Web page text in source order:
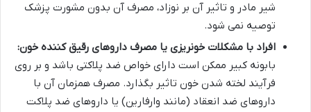
شیر مادر و تاثیر آن بر نوزاد، مصرف آن بدون مشورت پزشک
توصیه نمی شود.
افراد با مشکلات خونریزی یا مصرف داروهای رقیق کننده خون:
بابونه کبیر ممکن است دارای خواص ضد پلاکتی باشد و بر روی
فرآیند لخته شدن خون تاثیر بگذارد. مصرف همزمان آن با
داروهای ضد انعقاد (مانند وارفارین) یا داروهای ضد پلاکت